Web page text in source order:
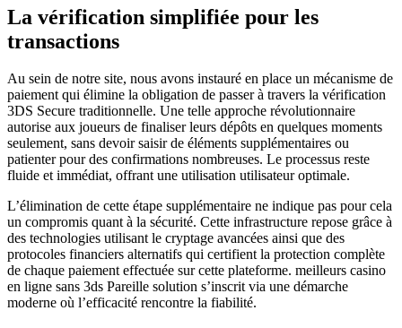
La vérification simplifiée pour les
transactions
Au sein de notre site, nous avons instauré en place un mécanisme de
paiement qui élimine la obligation de passer à travers la vérification
3DS Secure traditionnelle. Une telle approche révolutionnaire
autorise aux joueurs de finaliser leurs dépôts en quelques moments
seulement, sans devoir saisir de éléments supplémentaires ou
patienter pour des confirmations nombreuses. Le processus reste
fluide et immédiat, offrant une utilisation utilisateur optimale.
L’élimination de cette étape supplémentaire ne indique pas pour cela
un compromis quant à la sécurité. Cette infrastructure repose grâce à
des technologies utilisant le cryptage avancées ainsi que des
protocoles financiers alternatifs qui certifient la protection complète
de chaque paiement effectuée sur cette plateforme. meilleurs casino
en ligne sans 3ds Pareille solution s’inscrit via une démarche
moderne où l’efficacité rencontre la fiabilité.